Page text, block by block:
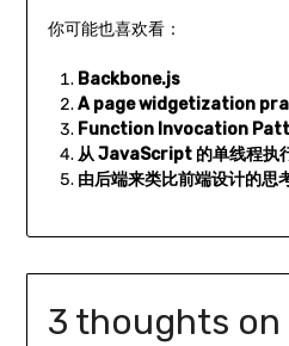
你可能也喜欢看：
Backbone.js
A page widgetization
Function Invocation
从 JavaScript 的单线程执
由后端来类比前端设计的思
3 thoughts on